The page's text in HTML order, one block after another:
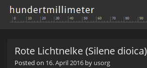
Rote Lichtnelke (Silene dioica)
Posted on 16. April 2016 by usorg